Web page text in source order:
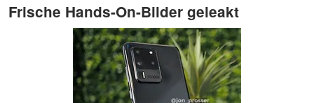
Frische Hands-On-Bilder geleakt